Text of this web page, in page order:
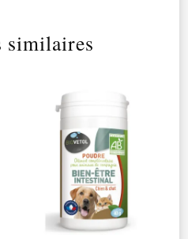
similaires